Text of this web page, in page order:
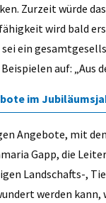
Zurzeit würde
wird bald
ein
auf: „Aus
im
Angebote, mit
Gapp, die
Landschafts-,
werden